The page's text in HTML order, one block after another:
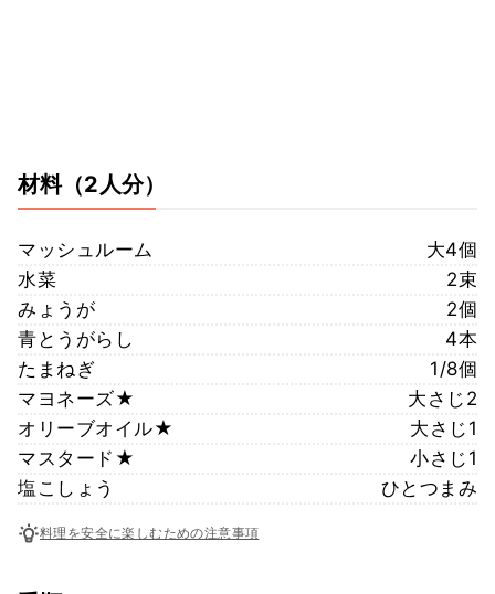
材料（2人分）
マッシュルーム
大4個
水菜
2束
みょうが
2個
青とうがらし
4本
たまねぎ
1/8個
マヨネーズ★
大さじ2
オリーブオイル★
大さじ1
マスタード★
小さじ1
塩こしょう
ひとつまみ
料理を安全に楽しむための注意事項